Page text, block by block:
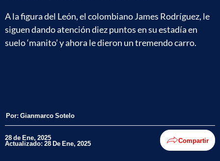
A la figura del León, el colombiano James Rodríguez, le
siguen dando atención diez puntos en su estadía en
suelo ‘manito’ y ahora le dieron un tremendo carro.
Por: Gianmarco Sotelo
28 de Ene, 2025
Actualizado: 28 De Ene, 2025 Compartir